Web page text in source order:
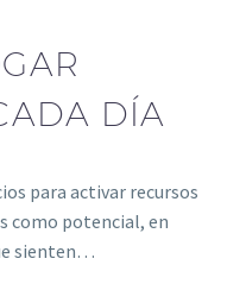
DÍA
para activar recursos
como potencial, en
sienten…